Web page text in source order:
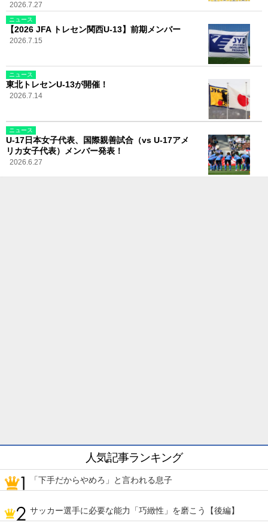
2026.7.27
ニュース
【2026 JFA トレセン関西U-13】前期メンバー
2026.7.15
ニュース
東北トレセンU-13が開催！
2026.7.14
ニュース
U-17日本女子代表、国際親善試合（vs U-17アメ
リカ女子代表）メンバー発表！
2026.6.27
人気記事ランキング
「下手だからやめろ」と言われる息子
サッカー選手に必要な能力「巧緻性」を磨こう【後編】